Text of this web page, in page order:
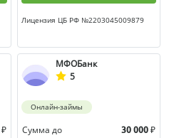
Лицензия ЦБ РФ №2203045009879
₽
МФОБанк
5
Онлайн-займы
Сумма до 30 000 ₽